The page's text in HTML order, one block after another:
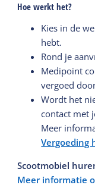
Hoe werkt het?
Kies in de
hebt.
Rond je
Medipoint
vergoed
Wordt het
contact met
Meer
Vergoeding
Scootmobiel
Meer informatie